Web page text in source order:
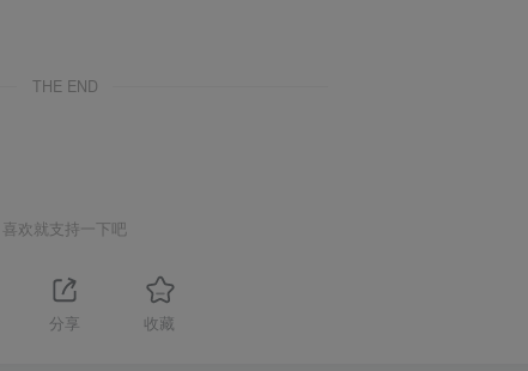
THE END
喜欢就支持一下吧
分享 收藏